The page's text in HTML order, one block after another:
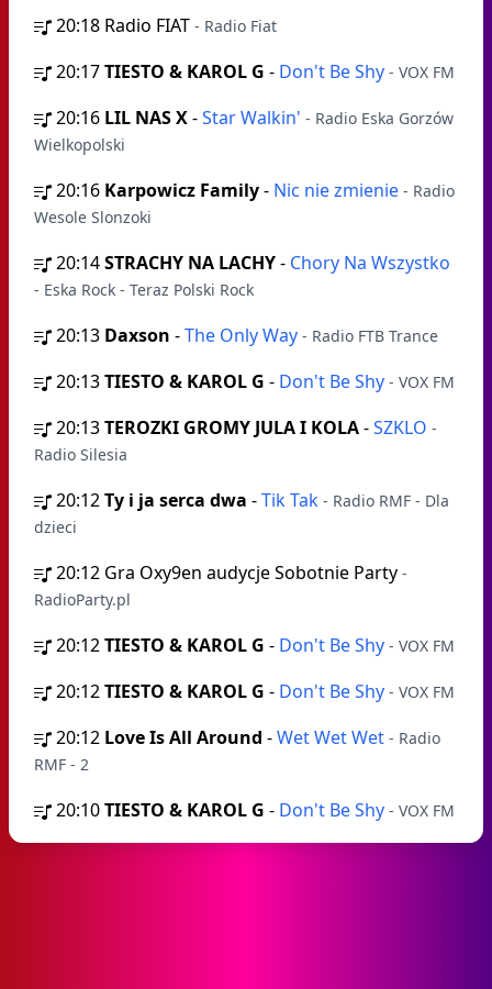
20:18 Radio FIAT - Radio Fiat
20:17TIESTO & KAROL G - Don't Be Shy - VOX FM
20:16 LIL NAS X-Star Walkin' - Radio Eska Gorzów
Wielkopolski
20:16 Karpowicz Family- Nic nie zmienie - Radio
Wesole Slonzoki
20:14STRACHY NA LACHY- Chory Na Wszystko
- Eska Rock - Teraz Polski Rock
20:13 Daxson -The Only Way - Radio FTB Trance
20:13TIESTO & KAROL G - Don't Be Shy - VOX FM
20:13TEROZKI GROMY JULA I KOLA-SZKLO -
Radio Silesia
20:12Ty i ja serca dwa -Tik Tak - Radio RMF - Dla
dzieci
20:12 Gra Oxy9en audycje Sobotnie Party -
RadioParty.pl
20:12TIESTO & KAROL G - Don't Be Shy - VOX FM
20:12TIESTO & KAROL G - Don't Be Shy - VOX FM
20:12 Love Is All Around -Wet Wet Wet - Radio
RMF - 2
20:10TIESTO & KAROL G - Don't Be Shy - VOX FM